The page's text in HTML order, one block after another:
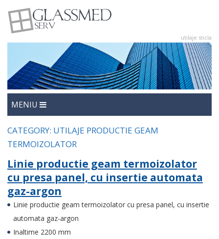
utilaje sticla
MENIU
CATEGORY: UTILAJE PRODUCTIE GEAM
TERMOIZOLATOR
Linie productie geam termoizolator
cu presa panel, cu insertie automata
gaz-argon
Linie productie geam termoizolator cu presa panel, cu insertie
automata gaz-argon
Inaltime 2200 mm